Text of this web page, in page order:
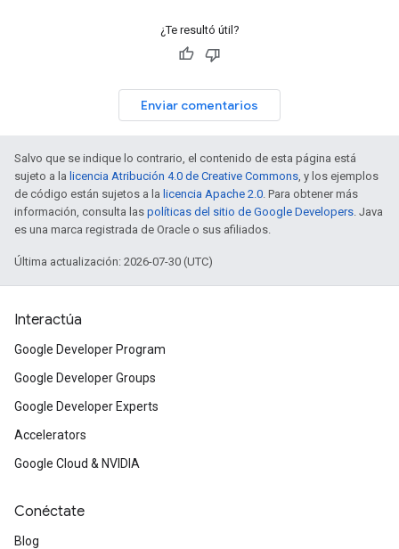
¿Te resultó útil?
Enviar comentarios
Salvo que se indique lo contrario, el contenido de esta página está
sujeto a la licencia Atribución 4.0 de Creative Commons, y los ejemplos
de código están sujetos a la licencia Apache 2.0. Para obtener más
información, consulta las políticas del sitio de Google Developers. Java
es una marca registrada de Oracle o sus afiliados.
Última actualización: 2026-07-30 (UTC)
Interactúa
Google Developer Program
Google Developer Groups
Google Developer Experts
Accelerators
Google Cloud & NVIDIA
Conéctate
Blog